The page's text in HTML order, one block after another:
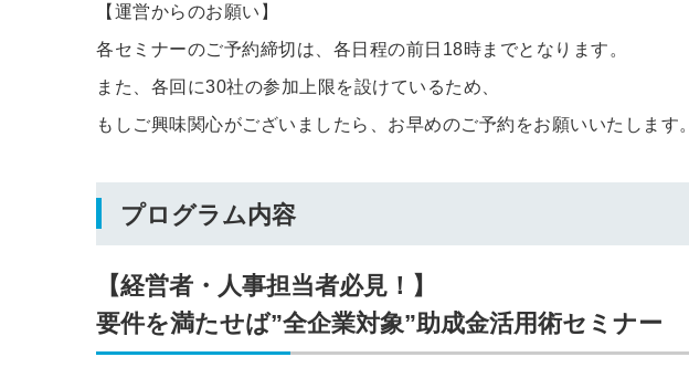
【運営からのお願い】
各セミナーのご予約締切は、各日程の前日18時までとなります。
また、各回に30社の参加上限を設けているため、
もしご興味関心がございましたら、お早めのご予約をお願いいたします。
プログラム内容
【経営者・人事担当者必見！】
要件を満たせば”全企業対象”助成金活用術セミナー